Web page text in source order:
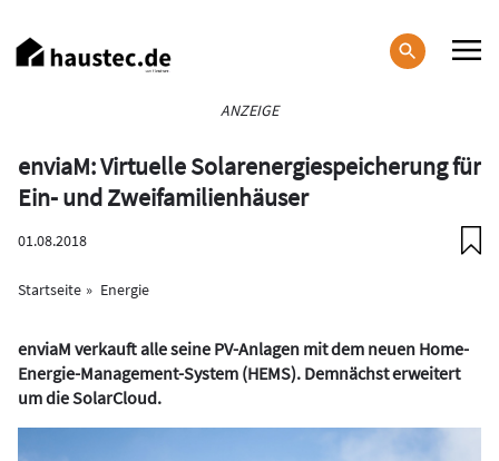
zum
Inhalt
ANZEIGE
enviaM: Virtuelle Solarenergiespeicherung für
Ein- und Zweifamilienhäuser
01.08.2018
Startseite Energie
enviaM verkauft alle seine PV-Anlagen mit dem neuen Home-
Energie-Management-System (HEMS). Demnächst erweitert
um die SolarCloud.